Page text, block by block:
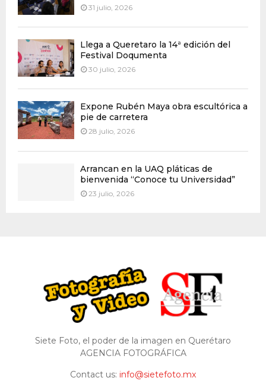
31 julio, 2026
Llega a Queretaro la 14ª edición del
Festival Doqumenta
30 julio, 2026
Expone Rubén Maya obra escultórica a
pie de carretera
28 julio, 2026
Arrancan en la UAQ pláticas de
bienvenida “Conoce tu Universidad”
23 julio, 2026
Siete Foto, el poder de la imagen en Querétaro
AGENCIA FOTOGRÁFICA
Contact us: info@sietefoto.mx